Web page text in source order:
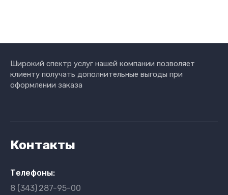
Широкий спектр услуг нашей компании позволяет
клиенту получать дополнительные выгоды при
оформлении заказа
Контакты
Телефоны:
8 (343) 287-95-00